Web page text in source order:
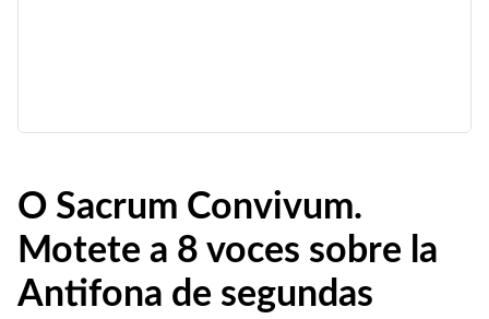
O Sacrum Convivum.
Motete a 8 voces sobre la
Antifona de segundas